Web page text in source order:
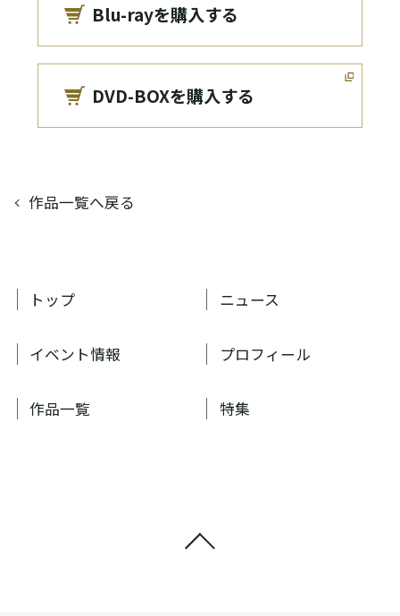
Blu-rayを購入する
DVD-BOXを購入する
作品一覧へ戻る
トップ ニュース
イベント情報 プロフィール
作品一覧 特集